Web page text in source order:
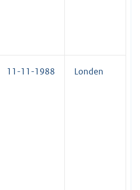
11-11-1988 Londen